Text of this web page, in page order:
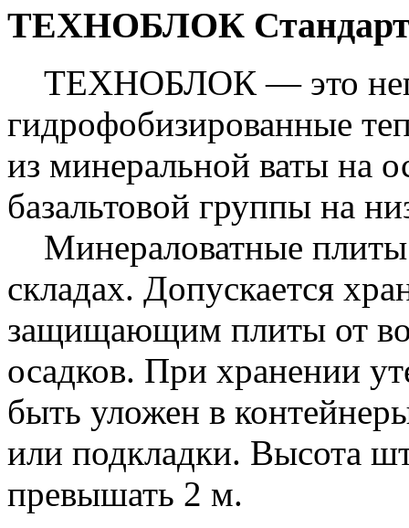
ТЕХНОБЛОК Стандарт.
ТЕХНОБЛОК — это
гидрофобизированные
из минеральной ваты на
базальтовой группы на
Минераловатные
складах. Допускается
защищающим плиты от
осадков. При хранении
быть уложен в
или подкладки. Высота
превышать 2 м.